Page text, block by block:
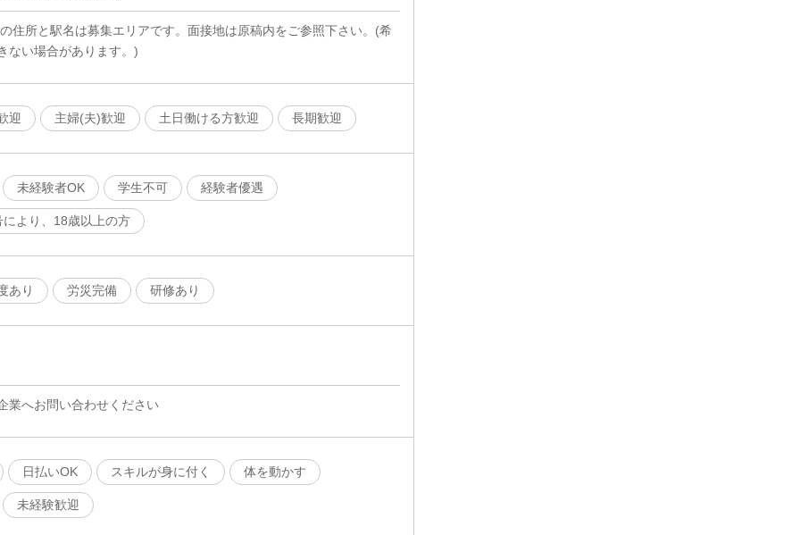
住所と駅名は募集エリアです。面接地は原稿内をご参照下さい。(希
ない場合があります。)
迎 主婦(夫)歓迎 土日働ける方歓迎 長期歓迎
未経験者OK 学生不可 経験者優遇
より、18歳以上の方
あり 労災完備 研修あり
業へお問い合わせください
日払いOK スキルが身に付く 体を動かす
未経験歓迎